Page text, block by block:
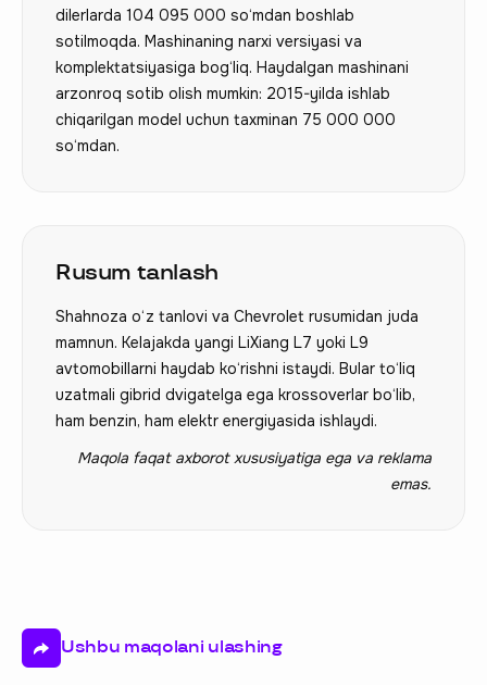
dilerlarda 104 095 000 so‘mdan boshlab
sotilmoqda. Mashinaning narxi versiyasi va
komplektatsiyasiga bog‘liq. Haydalgan mashinani
arzonroq sotib olish mumkin: 2015-yilda ishlab
chiqarilgan model uchun taxminan 75 000 000
so‘mdan.
Rusum tanlash
Shahnoza o‘z tanlovi va Chevrolet rusumidan juda
mamnun. Kelajakda yangi LiXiang L7 yoki L9
avtomobillarni haydab ko‘rishni istaydi. Bular to‘liq
uzatmali gibrid dvigatelga ega krossoverlar bo‘lib,
ham benzin, ham elektr energiyasida ishlaydi.
Maqola faqat axborot xususiyatiga ega va reklama
emas.
Ushbu maqolani ulashing